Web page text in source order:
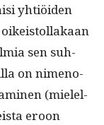
yhtiöi­den
sen suh­
on nimeno­
(mielel­
eroon